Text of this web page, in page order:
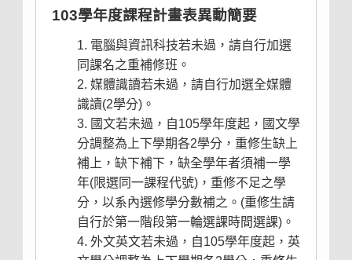
103學年度課程計畫表異動簡要
電腦與資訊科技若未過，請自行加選
同課名之重補修班。
媒體識讀若未過，請自行加選全媒體
識讀(2學分)。
國文若未過，自105學年度起，國文學
分調整為上下學期各2學分，重修生缺上
補上，缺下補下，缺全學年者須補一學
年(限選同一課程代號)，重修不足之學
分，以系內選修學分數補之。(重修生請
自行於第一階段第一輪選課時間選課)。
外文英文若未過，自105學年度起，英